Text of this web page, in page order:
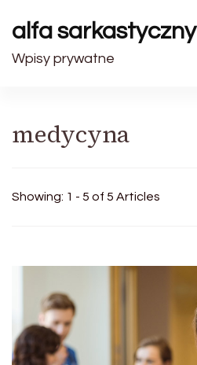
alfa sarkastyczny
Wpisy prywatne
medycyna
Showing: 1 - 5 of 5 Articles